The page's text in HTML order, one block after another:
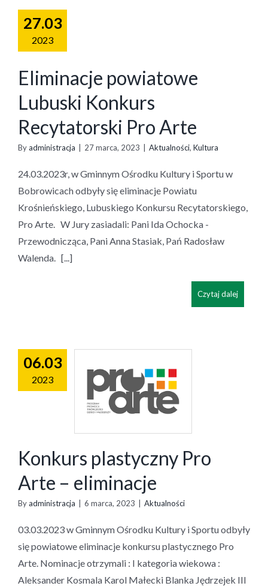
27.03
2023
Eliminacje powiatowe
Lubuski Konkurs
Recytatorski Pro Arte
Byadministracja 27 marca, 2023 Aktualności, Kultura
24.03.2023r, w Gminnym Ośrodku Kultury i Sportu w
Bobrowicach odbyły się eliminacje Powiatu
Krośnieńskiego, Lubuskiego Konkursu Recytatorskiego,
Pro Arte. W Jury zasiadali: Pani Ida Ochocka -
Przewodnicząca, Pani Anna Stasiak, Pań Radosław
Walenda. [...]
Czytaj dalej
06.03
2023
Konkurs plastyczny Pro
Arte – eliminacje
Byadministracja 6 marca, 2023 Aktualności
03.03.2023 w Gminnym Ośrodku Kultury i Sportu odbyły
się powiatowe eliminacje konkursu plastycznego Pro
Arte. Nominacje otrzymali : I kategoria wiekowa :
Aleksander Kosmala Karol Małecki Blanka Jędrzejek III